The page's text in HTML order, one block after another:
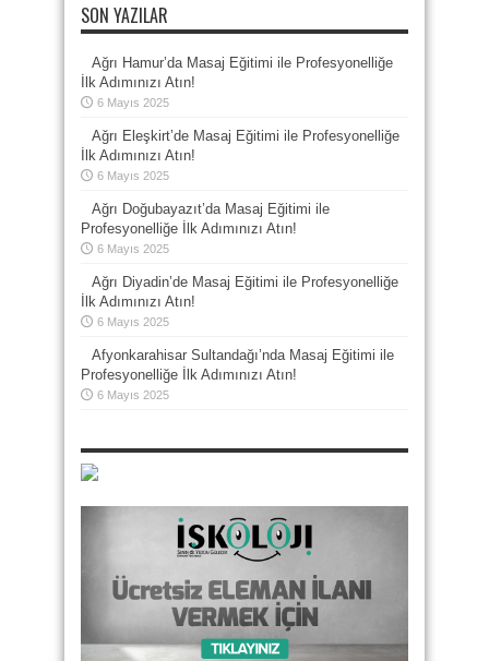
SON YAZILAR
Ağrı Hamur’da Masaj Eğitimi ile Profesyonelliğe
İlk Adımınızı Atın!
6 Mayıs 2025
Ağrı Eleşkirt’de Masaj Eğitimi ile Profesyonelliğe
İlk Adımınızı Atın!
6 Mayıs 2025
Ağrı Doğubayazıt’da Masaj Eğitimi ile
Profesyonelliğe İlk Adımınızı Atın!
6 Mayıs 2025
Ağrı Diyadin’de Masaj Eğitimi ile Profesyonelliğe
İlk Adımınızı Atın!
6 Mayıs 2025
Afyonkarahisar Sultandağı’nda Masaj Eğitimi ile
Profesyonelliğe İlk Adımınızı Atın!
6 Mayıs 2025